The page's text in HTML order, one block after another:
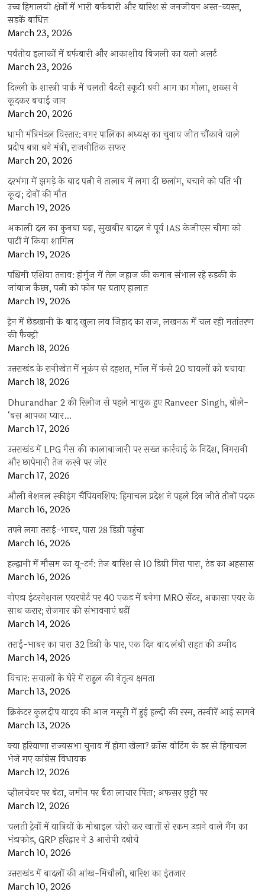
उच्च हिमालयी क्षेत्रों में भारी बर्फबारी और बारिश से जनजीवन अस्त-व्यस्त,
सड़कें बाधित
March 23, 2026
पर्वतीय इलाकों में बर्फबारी और आकाशीय बिजली का यलो अलर्ट
March 23, 2026
दिल्ली के शास्त्री पार्क में चलती बैटरी स्कूटी बनी आग का गोला, शख्स ने
कूदकर बचाई जान
March 20, 2026
धामी मंत्रिमंडल विस्तार: नगर पालिका अध्यक्ष का चुनाव जीत चौंकाने वाले
प्रदीप बत्रा बने मंत्री, राजनीतिक सफर
March 20, 2026
दरभंगा में झगड़े के बाद पत्नी ने तालाब में लगा दी छलांग, बचाने को पति भी
कूदा; दोनों की मौत
March 19, 2026
अकाली दल का कुनबा बढ़ा, सुखबीर बादल ने पूर्व IAS केजीएस चीमा को
पार्टी में किया शामिल
March 19, 2026
पश्चिमी एशिया तनाव: होर्मुज में तेल जहाज की कमान संभाल रहे रुड़की के
जांबाज कैप्टन, पत्नी को फोन पर बताए हालात
March 19, 2026
ट्रेन में छेड़खानी के बाद खुला लव जिहाद का राज, लखनऊ में चल रही मतांतरण
की फैक्ट्री
March 18, 2026
उत्तराखंड के रानीखेत में भूकंप से दहशत, मॉल में फंसे 20 घायलों को बचाया
March 18, 2026
Dhurandhar 2 की रिलीज से पहले भावुक हुए Ranveer Singh, बोले-
‘बस आपका प्यार…
March 17, 2026
उत्तराखंड में LPG गैस की कालाबाजारी पर सख्त कार्रवाई के निर्देश, निगरानी
और छापेमारी तेज करने पर जोर
March 17, 2026
औली नेशनल स्कीइंग चैंपियनशिप: हिमाचल प्रदेश ने पहले दिन जीते तीनों पदक
March 16, 2026
तपने लगा तराई-भाबर, पारा 28 डिग्री पहुंचा
March 16, 2026
हल्द्वानी में मौसम का यू-टर्न: तेज बारिश से 10 डिग्री गिरा पारा, ठंड का अहसास
March 16, 2026
नोएडा इंटरनेशनल एयरपोर्ट पर 40 एकड़ में बनेगा MRO सेंटर, अकासा एयर के
साथ करार; रोजगार की संभावनाएं बढ़ीं
March 14, 2026
तराई-भाबर का पारा 32 डिग्री के पार, एक दिन बाद लंबी राहत की उम्मीद
March 14, 2026
विचार: सवालों के घेरे में राहुल की नेतृत्व क्षमता
March 13, 2026
क्रिकेटर कुलदीप यादव की आज मसूरी में हुई हल्दी की रस्म, तस्वीरें आई सामने
March 13, 2026
क्या हरियाणा राज्यसभा चुनाव में होगा खेला? क्रॉस वोटिंग के डर से हिमाचल
भेजे गए कांग्रेस विधायक
March 12, 2026
व्हीलचेयर पर बेटा, जमीन पर बैठा लाचार पिता; अफसर छुट्टी पर
March 12, 2026
चलती ट्रेनों में यात्रियों के मोबाइल चोरी कर खातों से रकम उड़ाने वाले गैंग का
भंडाफोड़, GRP हरिद्वार ने 3 आरोपी दबोचे
March 10, 2026
उत्तराखंड में बादलों की आंख-मिचौली, बारिश का इंतजार
March 10, 2026